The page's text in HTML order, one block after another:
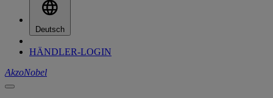
Deutsch
HÄNDLER-LOGIN
AkzoNobel